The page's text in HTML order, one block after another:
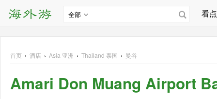
全部 看
首页 › 酒店 › Asia 亚洲 › Thailand 泰国 › 曼谷
Amari Don Muang Airport